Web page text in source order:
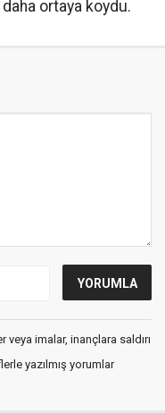
ortaya koydu.
imalar, inançlara saldırı
yazılmış yorumlar